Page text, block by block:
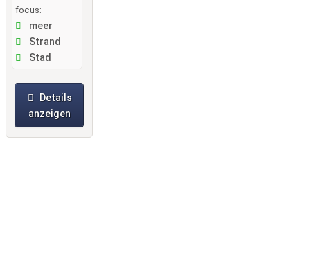
focus:
meer
Strand
Stad
Details
anzeigen